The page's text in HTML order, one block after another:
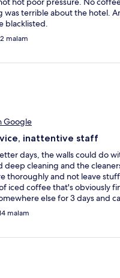
was terrible about the hotel.
blacklisted.
malam
Google
inattentive staff
days, the walls could do
deep cleaning and the
thoroughly and not leave
iced coffee that's obviously
else for 3 days and
refreshed the bedsheets and
cleaning days. Lazy
malam